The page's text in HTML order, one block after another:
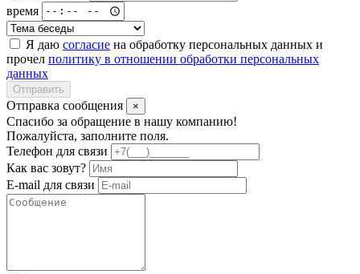
время
Я даю согласие на обработку персональных данных и
прочел политику в отношении обработки персональных
данных
Отправить
Отправка сообщения ×
Спасибо за обращение в нашу компанию!
Пожалуйста, заполните поля.
Телефон для связи
Как вас зовут?
E-mail для связи